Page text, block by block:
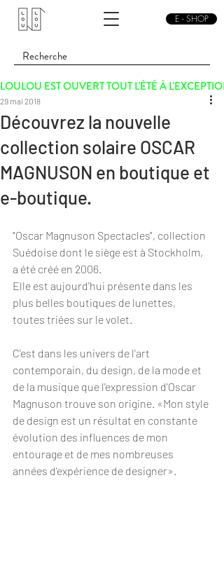
E - SHOP
LOULOU EST OUVERT TOUT L'ÉTÉ À
Découvrez la nouvelle
collection solaire OSCAR
MAGNUSON en boutique et
e-boutique.
29 mai 2018
"Oscar Magnuson Spectacles", collection
Suédoise dont le siège est à Stockholm,
a été créé en 2006.
Elle est aujourd'hui présente dans les
plus belles boutiques de lunettes,
toutes triées sur le volet.
C'est dans les univers de l'art
contemporain, du design, de la mode et
de la musique que l'expression d'Oscar
Magnuson trouve son origine. «Mon style
de design est un résultat en constante
évolution des influences de mon
entourage et de mes nombreuses
années d'expérience de designer».